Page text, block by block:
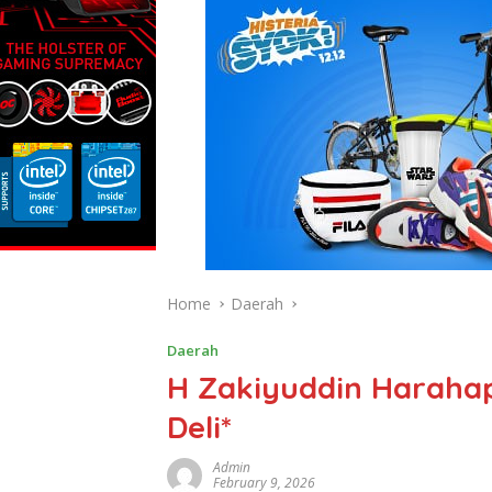
Home Daerah
Daerah
H Zakiyuddin
Deli*
Admin
February 9, 2026